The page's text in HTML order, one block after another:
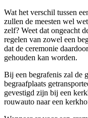
Wat het verschil tussen
zullen de meesten wel
zelf? Weet dat ongeacht
regelen van zowel een
dat de ceremonie
gehouden kan worden.
Bij een begrafenis zal de
begraafplaats
gevestigd zijn bij een
rouwauto naar een